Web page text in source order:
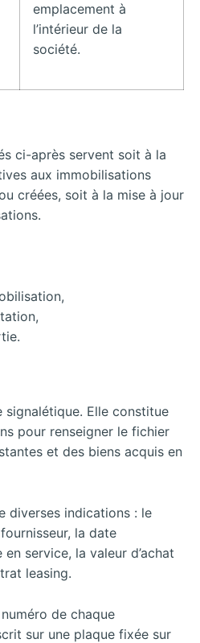
emplacement à
l’intérieur de la
société.
ci-après servent soit à la
aux immobilisations
créées, soit à la mise à jour
signalétique. Elle constitue
pour renseigner le fichier
et des biens acquis en
diverses indications : le
la date
service, la valeur d’achat
leasing.
de chaque
sur une plaque fixée sur